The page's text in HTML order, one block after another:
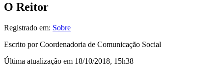
O Reitor
Registrado em: Sobre
Escrito por Coordenadoria de Comunicação Social
Última atualização em 18/10/2018, 15h38